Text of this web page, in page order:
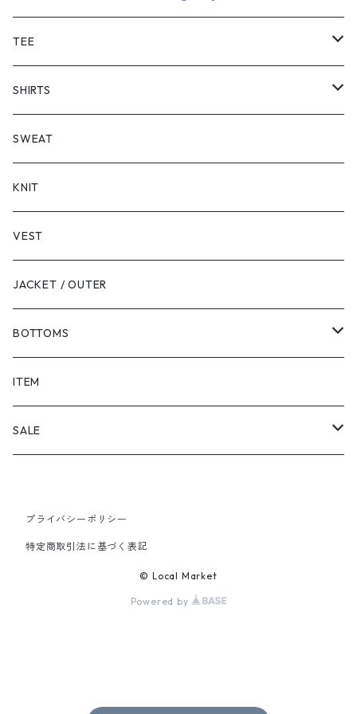
TEE
SHORT SLEEVE
LONG SLEEVE
SHIRTS
SHORT SLEEVE
LONG SLEEVE
SWEAT
KNIT
VEST
JACKET / OUTER
BOTTOMS
SHORTS
PANTS
ITEM
SALE
PANTS
プライバシーポリシー
特定商取引法に基づく表記
© Local Market
Powered by